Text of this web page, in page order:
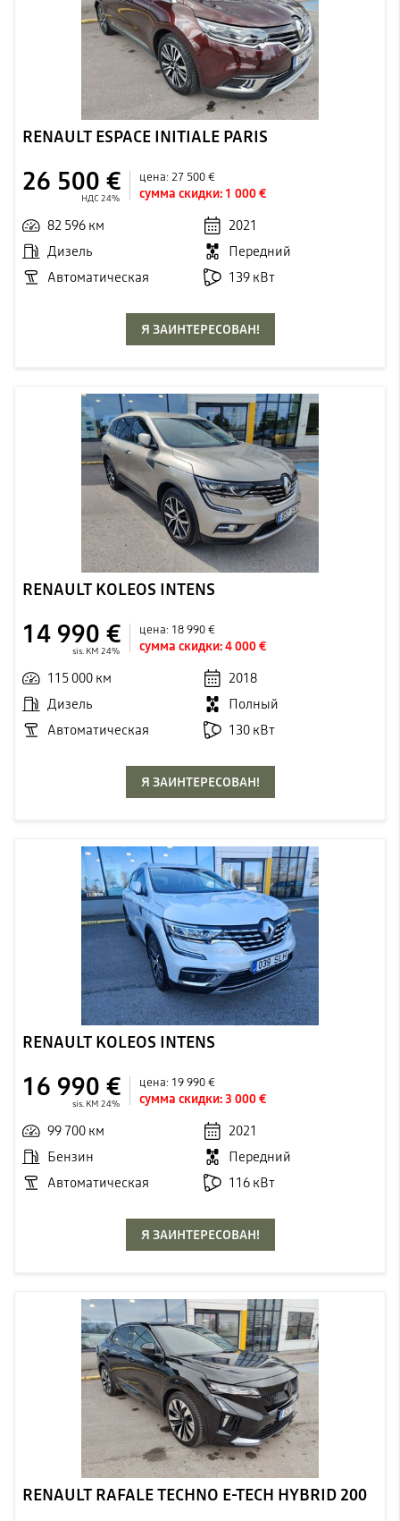
RENAULT ESPACE INITIALE PARIS
26 500 €
НДС 24%
цена:27 500 €
сумма скидки: 1 000 €
82 596 км
2021
Дизель
Передний
Автоматическая
139 кВт
Я ЗАИНТЕРЕСОВАН!
RENAULT KOLEOS INTENS
14 990 €
sis. KM 24%
цена: 18 990 €
сумма скидки:4 000 €
115 000 км
2018
Дизель
Полный
Автоматическая
130 кВт
Я ЗАИНТЕРЕСОВАН!
RENAULT KOLEOS INTENS
16 990 €
sis. KM 24%
цена: 19 990 €
сумма скидки:3 000 €
99 700 км
2021
Бензин
Передний
Автоматическая
116 кВт
Я ЗАИНТЕРЕСОВАН!
RENAULT RAFALE TECHNO E-TECH HYBRID 200